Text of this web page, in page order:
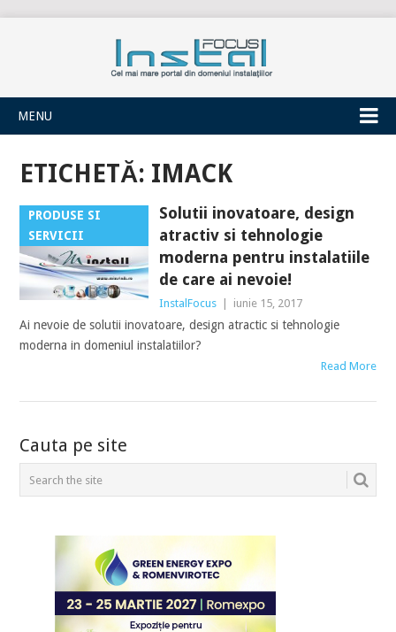
INSTALFOCUS
MENU
ETICHETĂ: IMACK
PRODUSE SI
SERVICII
Solutii inovatoare, design
atractiv si tehnologie
moderna pentru instalatiile
de care ai nevoie!
InstalFocus iunie 15, 2017
Ai nevoie de solutii inovatoare, design atractic si tehnologie
moderna in domeniul instalatiilor?
Read More
POSTS
NAVIGATION
Cauta pe site